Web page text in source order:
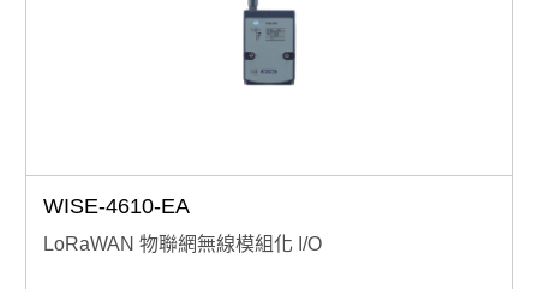
WISE-4610-EA
LoRaWAN 物聯網無線模組化 I/O